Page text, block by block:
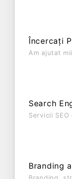
Încercați
Am ajutat
Search
Servicii
Branding